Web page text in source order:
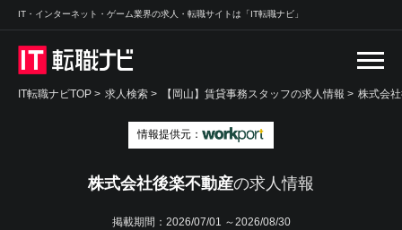
IT・インターネット・ゲーム業界の求人・転職サイトは「IT転職ナビ」
IT転職ナビTOP > 求人検索 > 【岡山】賃貸事務スタッフの求人情報 > 株式会
情報提供元：
株式会社後楽不動産の求人情報
掲載期間： 2026/07/01 ～2026/08/30